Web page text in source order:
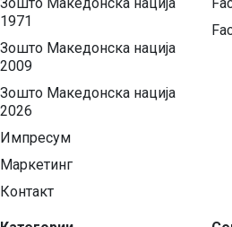
Зошто Македонска нација
1971
Зошто Македонска нација
2009
Зошто Македонска нација
2026
Импресум
Маркетинг
Контакт